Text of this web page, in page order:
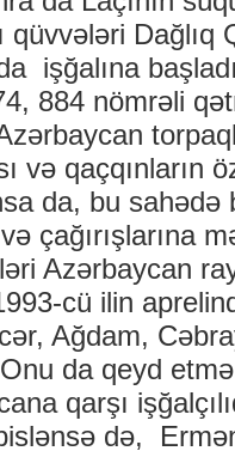
Dağlıq
işğalına
884 nömrəli
və qaçqınların
da, bu sahədə
çağırışlarına
Azərbaycan
cü ilin
Ağdam,
da qeyd
qarşı
də,